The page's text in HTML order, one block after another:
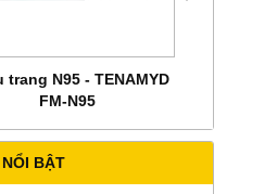
trang N95 - TENAMYD
FM-N95
BẬT